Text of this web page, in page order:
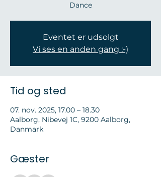
Dance
Eventet er udsolgt
Vi ses en anden gang :-)
Tid og sted
07. nov. 2025, 17.00 – 18.30
Aalborg, Nibevej 1C, 9200 Aalborg,
Danmark
Gæster